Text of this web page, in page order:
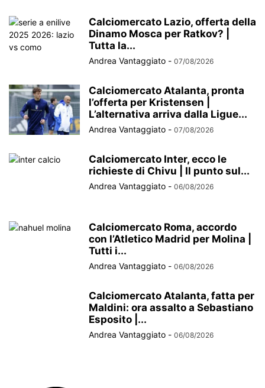
Calciomercato Lazio, offerta della
Dinamo Mosca per Ratkov? |
Tutta la...
Andrea Vantaggiato - 07/08/2026
Calciomercato Atalanta, pronta
l’offerta per Kristensen |
L’alternativa arriva dalla Ligue...
Andrea Vantaggiato - 07/08/2026
Calciomercato Inter, ecco le
richieste di Chivu | Il punto sul...
Andrea Vantaggiato - 06/08/2026
Calciomercato Roma, accordo
con l’Atletico Madrid per Molina |
Tutti i...
Andrea Vantaggiato - 06/08/2026
Calciomercato Atalanta, fatta per
Maldini: ora assalto a Sebastiano
Esposito |...
Andrea Vantaggiato - 06/08/2026